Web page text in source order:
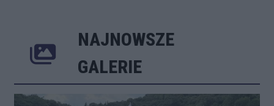
NAJNOWSZE
GALERIE